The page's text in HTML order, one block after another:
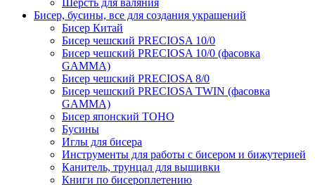
Шерсть для валяния
Бисер, бусины, все для создания украшений
Бисер Китай
Бисер чешский PRECIOSA 10/0
Бисер чешский PRECIOSA 10/0 (фасовка
GAMMA)
Бисер чешский PRECIOSA 8/0
Бисер чешский PRECIOSA TWIN (фасовка
GAMMA)
Бисер японский TOHO
Бусины
Иглы для бисера
Инструменты для работы с бисером и бижутерией
Канитель, трунцал для вышивки
Книги по бисероплетению